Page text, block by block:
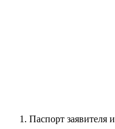
Паспорт заявителя